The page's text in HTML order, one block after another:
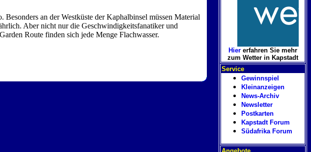
an der Westküste der Kaphalbinsel müssen Material
Aber nicht nur die Geschwindigkeitsfanatiker und
Route finden sich jede Menge Flachwasser.
Hier erfahren Sie mehr
zum Wetter in Kapstadt
Service
Gewinnspiel
Kleinanzeigen
News-Archiv
Newsletter
Postkarten
Kapstadt Forum
Südafrika Forum